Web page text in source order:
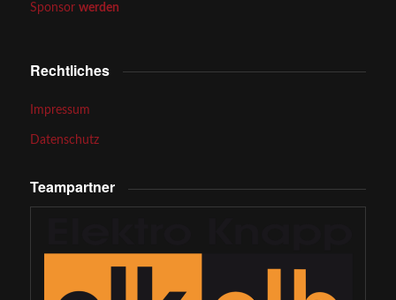
Sponsor werden
Rechtliches
Impressum
Datenschutz
Teampartner